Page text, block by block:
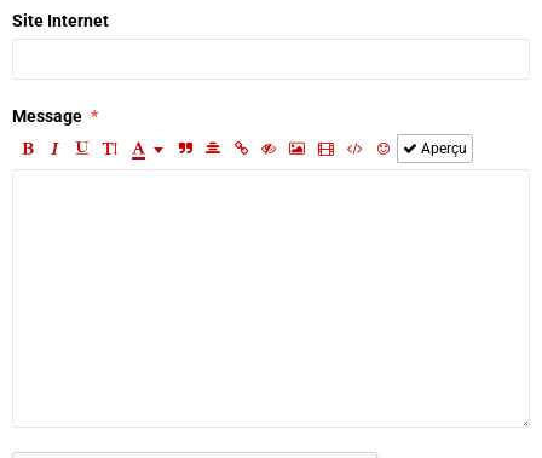
Site Internet
Message
Aperçu